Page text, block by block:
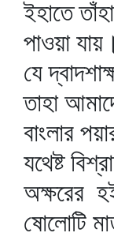
ইহাতে
পাওয়া
যে
তাহা
বাংলার
যথেষ্ট
অক্ষরের
ষোলোটি